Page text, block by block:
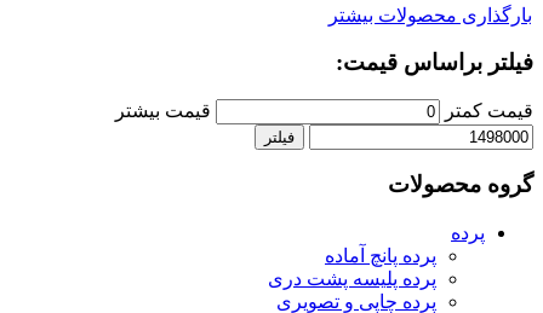
بارگذاری محصولات بیشتر
براساس قیمت:
کمتر قیمت بیشتر
فیلتر
محصولات
پرده
پرده پانچ آماده
پرده پلیسه پشت دری
پرده چاپی و تصویری